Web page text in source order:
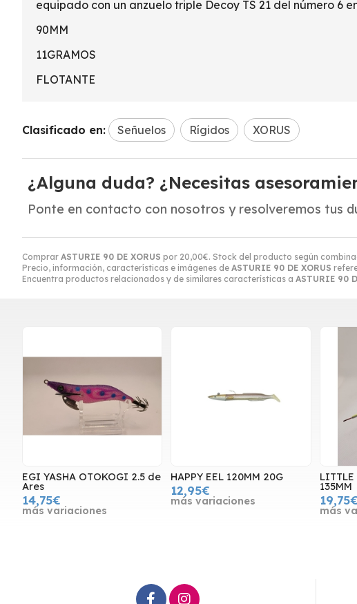
Comprar ASTURIE 90 DE XORUS por 20,00€. Stock del producto según
Precio, información, características e imágenes de ASTURIE 90 DE XORUS
Encuentra productos relacionados y de similares características a ASTURIE 90
equipado con un anzuelo triple Decoy TS 21 del número 6
90MM
11GRAMOS
FLOTANTE
Clasificado en: Señuelos Rígidos XORUS
¿Alguna duda? ¿Necesitas
Ponte en contacto con nosotros y resolveremos tus
EGI YASHA OTOKOGI 2.5 de
Ares
14,75€
más variaciones
HAPPY EEL 120MM 20G
12,95€
más variaciones
LITTLE
135MM
19,75€
más